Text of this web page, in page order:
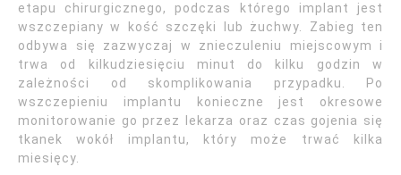
etapu chirurgicznego, podczas którego implant jest
wszczepiany w kość szczęki lub żuchwy. Zabieg ten
odbywa się zazwyczaj w znieczuleniu miejscowym i
trwa od kilkudziesięciu minut do kilku godzin w
zależności od skomplikowania przypadku. Po
wszczepieniu implantu konieczne jest okresowe
monitorowanie go przez lekarza oraz czas gojenia się
tkanek wokół implantu, który może trwać kilka
miesięcy.